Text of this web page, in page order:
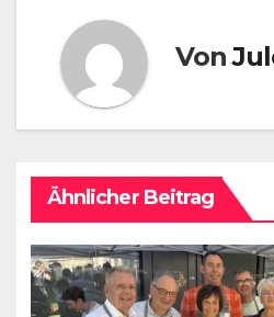
Von
Ähnlicher Beitrag